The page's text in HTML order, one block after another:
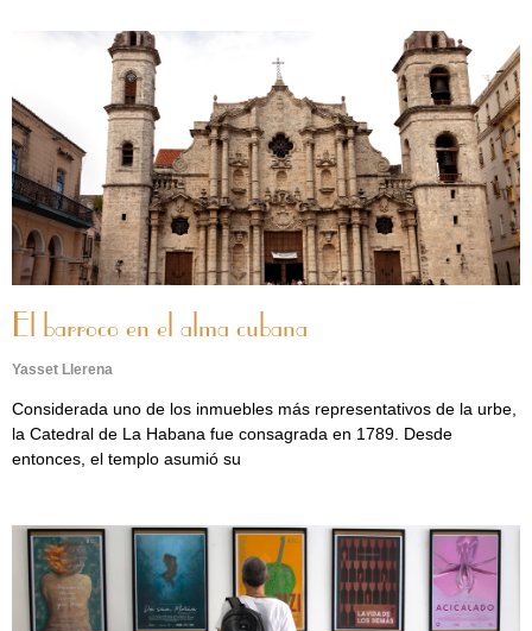
El barroco en el alma cubana
Yasset Llerena
Considerada uno de los inmuebles más representativos de la urbe,
la Catedral de La Habana fue consagrada en 1789. Desde
entonces, el templo asumió su